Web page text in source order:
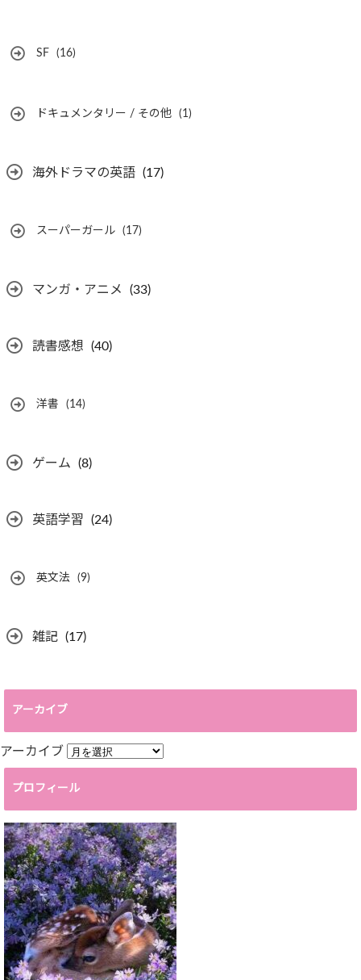
SF (16)
ドキュメンタリー / その他 (1)
海外ドラマの英語 (17)
スーパーガール (17)
マンガ・アニメ (33)
読書感想 (40)
洋書 (14)
ゲーム (8)
英語学習 (24)
英文法 (9)
雑記 (17)
アーカイブ
アーカイブ
プロフィール